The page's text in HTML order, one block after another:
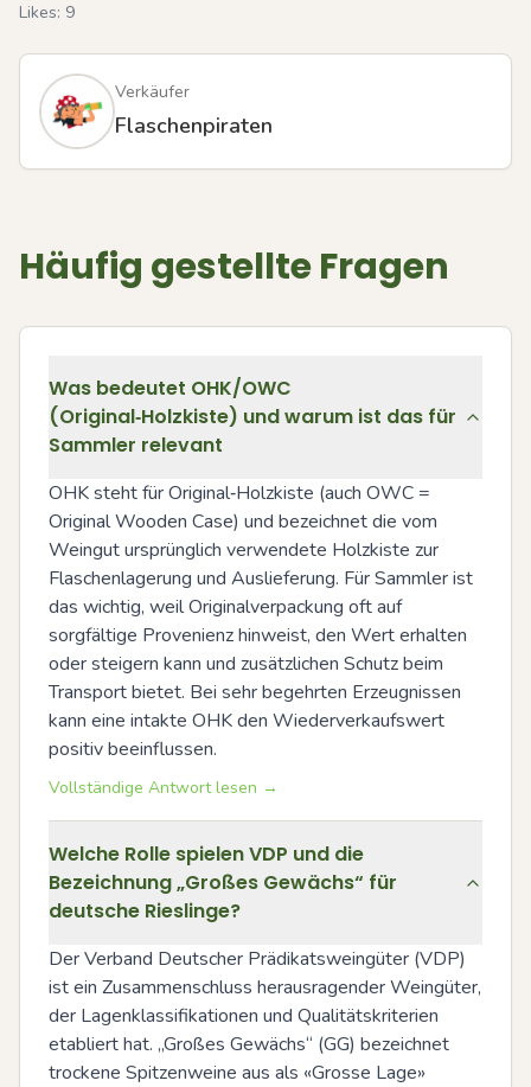
Likes: 9
Verkäufer
Flaschenpiraten
Häufig gestellte Fragen
Was bedeutet OHK/OWC
(Original‑Holzkiste) und warum ist das für
Sammler relevant
OHK steht für Original‑Holzkiste (auch OWC =
Original Wooden Case) und bezeichnet die vom
Weingut ursprünglich verwendete Holzkiste zur
Flaschenlagerung und Auslieferung. Für Sammler ist
das wichtig, weil Originalverpackung oft auf
sorgfältige Provenienz hinweist, den Wert erhalten
oder steigern kann und zusätzlichen Schutz beim
Transport bietet. Bei sehr begehrten Erzeugnissen
kann eine intakte OHK den Wiederverkaufswert
positiv beeinflussen.
Vollständige Antwort lesen →
Welche Rolle spielen VDP und die
Bezeichnung „Großes Gewächs“ für
deutsche Rieslinge?
Der Verband Deutscher Prädikatsweingüter (VDP)
ist ein Zusammenschluss herausragender Weingüter,
der Lagenklassifikationen und Qualitätskriterien
etabliert hat. „Großes Gewächs“ (GG) bezeichnet
trockene Spitzenweine aus als «Grosse Lage»